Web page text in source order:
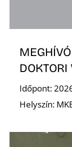
DOKTORI
Időpont:
Helyszín: